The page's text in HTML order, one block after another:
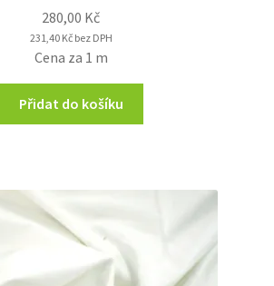
280,00 Kč
231,40 Kčbez DPH
Cena za 1 m
Přidat do košíku